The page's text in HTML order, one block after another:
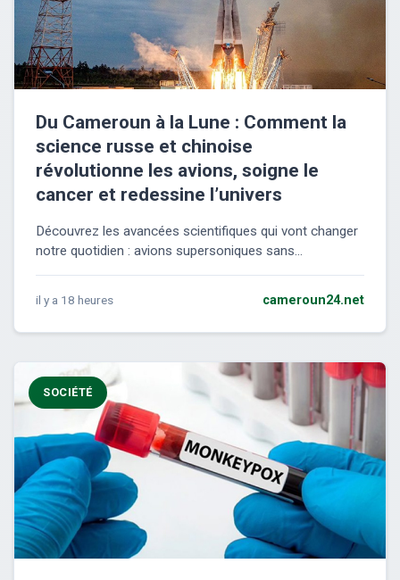
Du Cameroun à la Lune : Comment la
science russe et chinoise
révolutionne les avions, soigne le
cancer et redessine l’univers
Découvrez les avancées scientifiques qui vont changer
notre quotidien : avions supersoniques sans...
il y a 18 heures cameroun24.net
SOCIÉTÉ